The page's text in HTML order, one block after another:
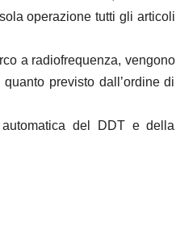
operazione tutti gli articoli
a radiofrequenza, vengono
previsto dall’ordine di
del DDT e della